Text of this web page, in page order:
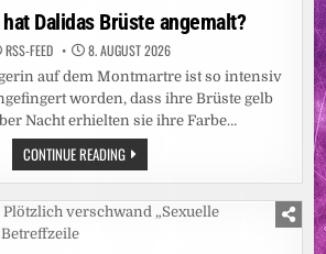
LÄNGST
NICHT
BESIEGT
/
ZAHL
DER
BETROFFENEN
PROVINZEN
AUF
FÜNF
ANGESTIEGEN
–
CARITAS
STELLT
WEITERE
in
Dalidas Brüste angemalt?
RSS-FEED 8. AUGUST 2026
auf dem Montmartre ist so intensiv
worden, dass ihre Brüste gelb
Nacht erhielten sie ihre Farbe…
CONTINUE READINGPARIS:
WER
HAT
BRÜSTE
ANGEMALT?